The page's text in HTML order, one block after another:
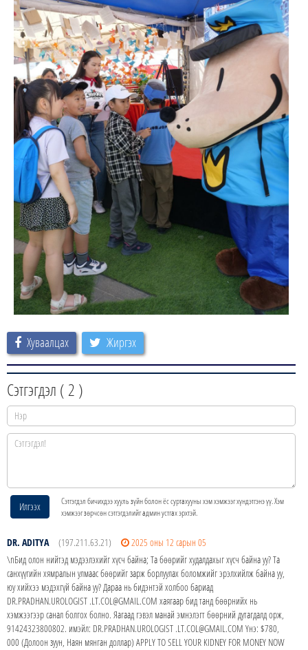
Хуваалцах Жиргэх
Сэтгэгдэл (2 )
Илгээх
Сэтгэгдэл бичихдээ хууль зүйн болон ёс суртахууны хэм хэмжээг хүндэтгэнэ үү. Хэм
хэмжээг зөрчсөн сэтгэгдэлийг админ устгах эрхтэй.
DR. ADITYA (197.211.63.21)
2025 оны 12 сарын 05
\nБид олон нийтэд мэдээлэхийг хүсч байна; Та бөөрийг худалдахыг хүсч байна уу? Та
санхүүгийн хямралын улмаас бөөрийг зарж борлуулах боломжийг эрэлхийлж байна уу,
юу хийхээ мэдэхгүй байна уу? Дараа нь бидэнтэй холбоо бариад
DR.PRADHAN.UROLOGIST .LT.COL@GMAIL.COM хаягаар бид танд бөөрнийх нь
хэмжээгээр санал болгох болно. Яагаад гэвэл манай эмнэлэгт бөөрний дутагдалд орж,
91424323800802. имэйл: DR.PRADHAN.UROLOGIST .LT.COL@GMAIL.COM Yнэ: $780,
000 (Долоон зуун, Наян мянган доллар) APPLY TO SELL YOUR KIDNEY FOR MONEY NOW